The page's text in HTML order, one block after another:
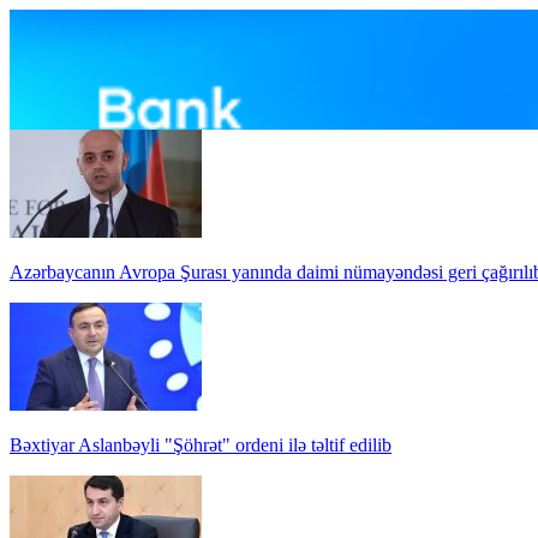
Azərbaycanın Avropa Şurası yanında daimi nümayəndəsi geri
Bəxtiyar Aslanbəyli "Şöhrət" ordeni ilə təltif edilib